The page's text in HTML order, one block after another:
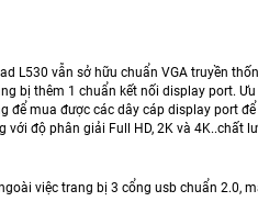
L530 vẫn sở hữu chuẩn VGA truyền
bị thêm 1 chuẩn kết nối display port.
mua được các dây cáp display port
độ phân giải Full HD, 2K và 4K..chất
việc trang bị 3 cổng usb chuẩn 2.0,